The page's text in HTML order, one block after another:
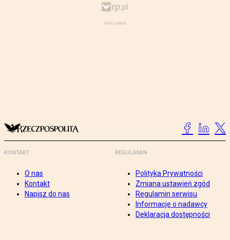
KONTAKT
O nas
Kontakt
Napisz do nas
REGULAMIN
Polityka Prywatności
Zmiana ustawień zgód
Regulamin serwisu
Informacje o nadawcy
Deklaracja dostępności